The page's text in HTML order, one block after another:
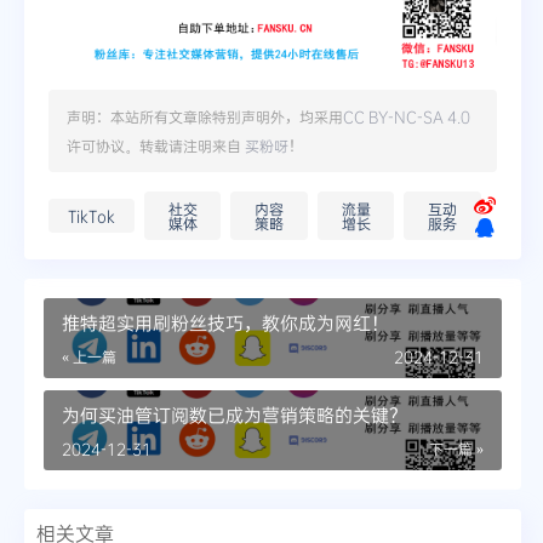
声明：本站所有文章除特别声明外，均采用CC BY-NC-SA 4.0
许可协议。转载请注明来自 买粉呀！
TikTok 社交
媒体
内容
策略
流量
增长
互动
服务
推特超实用刷粉丝技巧，教你成为网红！
« 上一篇 2024-12-31
为何买油管订阅数已成为营销策略的关键？
下一篇 »
2024-12-31
相关文章